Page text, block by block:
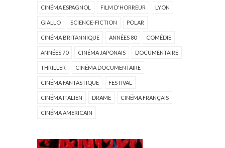
CINÉMA ESPAGNOL FILM D'HORREUR LYON
GIALLO SCIENCE-FICTION POLAR
CINÉMA BRITANNIQUE ANNÉES 80 COMÉDIE
ANNÉES 70 CINÉMA JAPONAIS DOCUMENTAIRE
THRILLER CINÉMA DOCUMENTAIRE
CINÉMA FANTASTIQUE FESTIVAL
CINÉMA ITALIEN DRAME CINÉMA FRANÇAIS
CINÉMA AMERICAIN